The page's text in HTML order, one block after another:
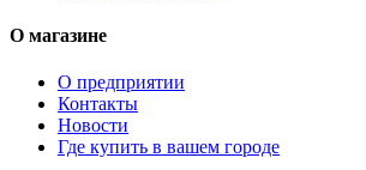
О магазине
О предприятии
Контакты
Новости
Где купить в вашем городе